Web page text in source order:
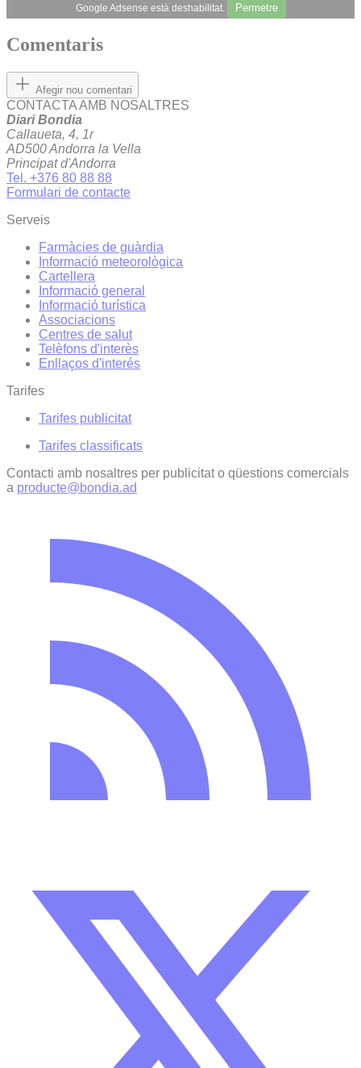
Google Adsense està deshabilitat. Permetre
Comentaris
Afegir nou comentari
CONTACTA AMB NOSALTRES
Diari Bondia
Callaueta, 4, 1r
AD500 Andorra la Vella
Principat d'Andorra
Tel. +376 80 88 88
Formulari de contacte
Serveis
Farmàcies de guàrdia
Informació meteorològica
Cartellera
Informació general
Informació turística
Associacions
Centres de salut
Telèfons d'interès
Enllaços d'interés
Tarifes
Tarifes publicitat
Tarifes classificats
Contacti amb nosaltres per publicitat o qüestions comercials
a producte@bondia.ad